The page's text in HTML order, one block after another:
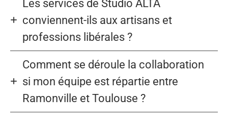
Les services de Studio ALTA
conviennent-ils aux artisans et
professions libérales ?
Comment se déroule la collaboration
si mon équipe est répartie entre
Ramonville et Toulouse ?